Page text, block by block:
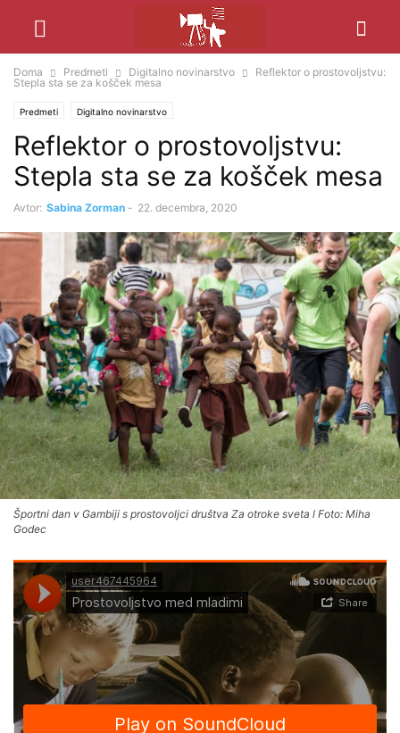
Doma Predmeti Digitalno novinarstvo
Reflektor o prostovoljstvu:
Stepla sta se za košček mesa
Predmeti Digitalno novinarstvo
Reflektor o prostovoljstvu:
Stepla sta se za košček mesa
Avtor: Sabina Zorman - 22. decembra, 2020
Športni dan v Gambiji s prostovoljci društva Za otroke sveta l Foto: Miha
Godec